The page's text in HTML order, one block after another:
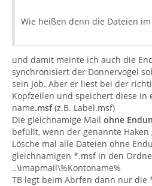
Wie heißen denn die Dateien
und damit meinte ich auch die
synchronisiert der Donnervogel
sein Job. Aber er liest bei der
Kopfzeilen und speichert diese in
name.msf(z.B. Label.msf)
Die gleichnamige Mail ohne
befüllt, wenn der genannte Haken
Lösche mal alle Dateien ohne
gleichnamigen *.msf in den
..\imapmail\%Kontoname%
TB legt beim Abrfen dann nur die